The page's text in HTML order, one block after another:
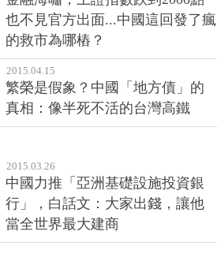
的救市為哪樁？
2015.04.15
繁榮是假象？中國「地方債」的
真相：像半死不活的台灣高鐵
行」，白話文：大家出錢，讓他
當全世界最大建商
« »